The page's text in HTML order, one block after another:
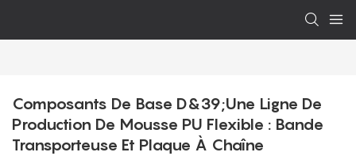
Composants De Base D&39;une Ligne De
Production De Mousse PU Flexible : Bande
Transporteuse Et Plaque À Chaîne